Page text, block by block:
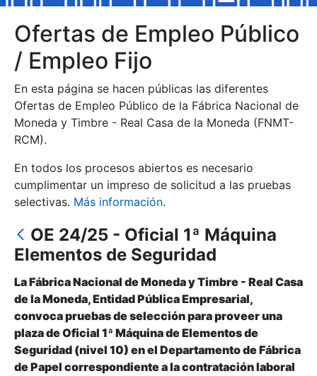
Mostrar/Ocultar
Mostrar/Ocultar
Mostrar/Ocultar
Mostrar/Ocultar
Ofertas de Empleo Público
/ Empleo Fijo
En esta página se hacen públicas las diferentes
Ofertas de Empleo Público de la Fábrica Nacional de
Moneda y Timbre - Real Casa de la Moneda (FNMT-
RCM).
En todos los procesos abiertos es necesario
cumplimentar un impreso de solicitud a las pruebas
selectivas. Más información.
OE 24/25 - Oficial 1ª Máquina
Elementos de Seguridad
La Fábrica Nacional de Moneda y Timbre - Real Casa
de la Moneda, Entidad Pública Empresarial,
convoca pruebas de selección para proveer una
plaza de Oficial 1ª Máquina de Elementos de
Seguridad (nivel 10) en el Departamento de Fábrica
de Papel correspondiente a la contratación laboral